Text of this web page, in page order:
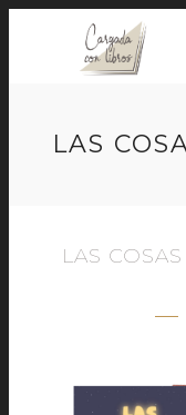
LAS
LAS